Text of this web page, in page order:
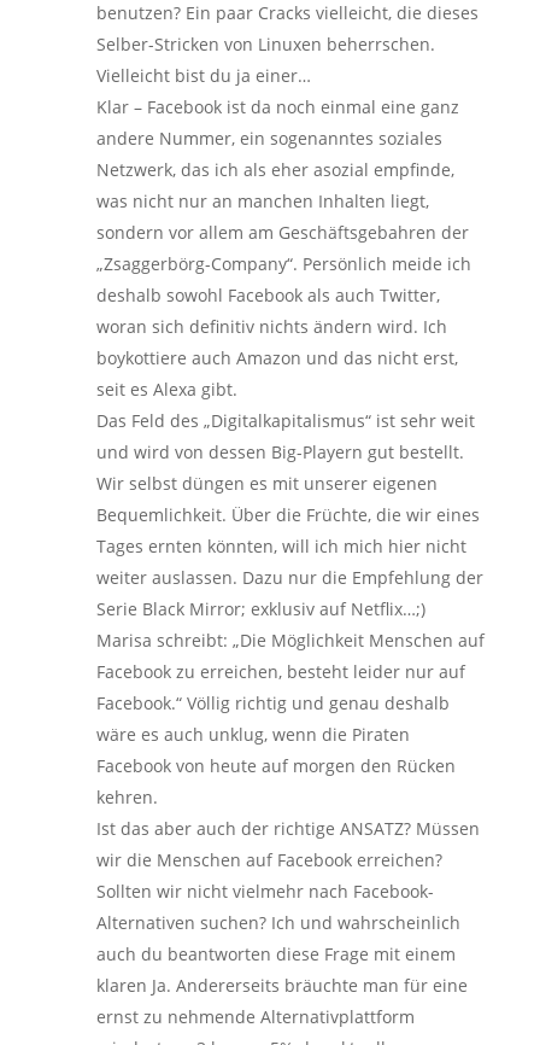
benutzen? Ein paar Cracks vielleicht, die dieses
Selber-Stricken von Linuxen beherrschen.
Vielleicht bist du ja einer…
Klar – Facebook ist da noch einmal eine ganz
andere Nummer, ein sogenanntes soziales
Netzwerk, das ich als eher asozial empfinde,
was nicht nur an manchen Inhalten liegt,
sondern vor allem am Geschäftsgebahren der
„Zsaggerbörg-Company“. Persönlich meide ich
deshalb sowohl Facebook als auch Twitter,
woran sich definitiv nichts ändern wird. Ich
boykottiere auch Amazon und das nicht erst,
seit es Alexa gibt.
Das Feld des „Digitalkapitalismus“ ist sehr weit
und wird von dessen Big-Playern gut bestellt.
Wir selbst düngen es mit unserer eigenen
Bequemlichkeit. Über die Früchte, die wir eines
Tages ernten könnten, will ich mich hier nicht
weiter auslassen. Dazu nur die Empfehlung der
Serie Black Mirror; exklusiv auf Netflix…;)
Marisa schreibt: „Die Möglichkeit Menschen auf
Facebook zu erreichen, besteht leider nur auf
Facebook.“ Völlig richtig und genau deshalb
wäre es auch unklug, wenn die Piraten
Facebook von heute auf morgen den Rücken
kehren.
Ist das aber auch der richtige ANSATZ? Müssen
wir die Menschen auf Facebook erreichen?
Sollten wir nicht vielmehr nach Facebook-
Alternativen suchen? Ich und wahrscheinlich
auch du beantworten diese Frage mit einem
klaren Ja. Andererseits bräuchte man für eine
ernst zu nehmende Alternativplattform